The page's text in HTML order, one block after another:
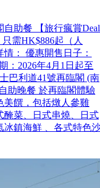
助餐 【旅行瘋賞Deal
需HK$886起（人
： 優惠開售日子：
：2026年4月1日起至
巴利道41號再臨閣 (南
助晚餐 於再臨閣體驗
美饌，包括燉人參雞
醃菜、日式串燒、日式
冰鎮海鮮 、各式特色